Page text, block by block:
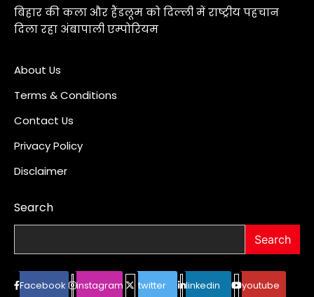
बिहार की कला और हैंडलूम को दिल्ली में राष्ट्रीय पहचान
दिला रहा अंबापाली एम्पोरियम
About Us
Terms & Conditions
Contact Us
Privacy Policy
Disclaimer
Search
Search
Facebook instagram twitter linkedin youtube